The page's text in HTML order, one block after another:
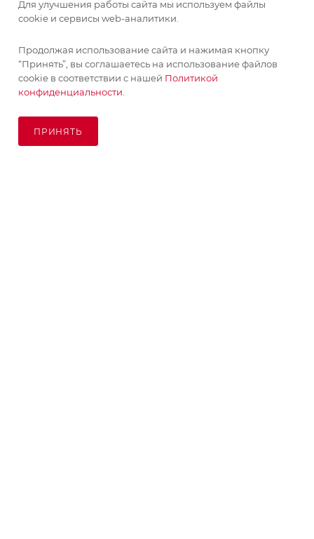
Для улучшения работы сайта мы используем файлы
cookie и сервисы web-аналитики.
Продолжая использование сайта и нажимая кнопку
“Принять”, вы соглашаетесь на использование файлов
cookie в соответствии с нашей Политикой
конфиденциальности.
ПРИНЯТЬ